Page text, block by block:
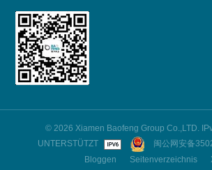
© 2026 Xiamen Baofeng Group Co.,LTD.
UNTERSTÜTZT
闽公网安备
Bloggen
Seitenverzeichnis